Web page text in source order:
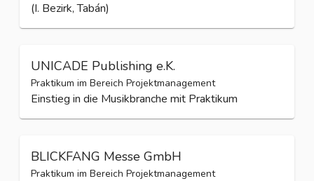
(I. Bezirk, Tabán)
UNICADE Publishing e.K.
Praktikum im Bereich Projektmanagement
Einstieg in die Musikbranche mit Praktikum
BLICKFANG Messe GmbH
Praktikum im Bereich Projektmanagement